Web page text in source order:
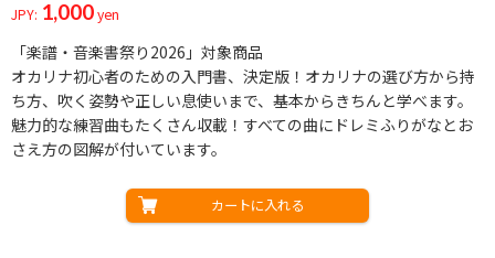
JPY: 1,000yen
「楽譜・音楽書祭り2026」対象商品
オカリナ初心者のための入門書、決定版！オカリナの選び方から持
ち方、吹く姿勢や正しい息使いまで、基本からきちんと学べます。
魅力的な練習曲もたくさん収載！すべての曲にドレミふりがなとお
さえ方の図解が付いています。
カートに入れる